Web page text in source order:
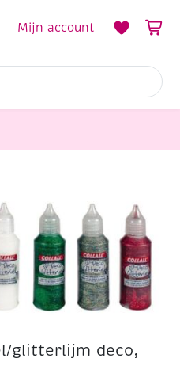
Mijn account
glitterlijm deco,